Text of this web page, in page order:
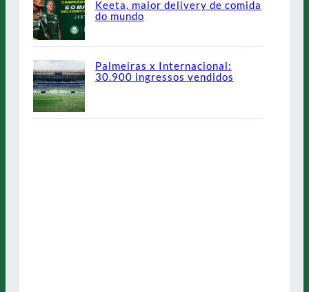
Keeta, maior delivery de comida
do mundo
Palmeiras x Internacional:
30.900 ingressos vendidos